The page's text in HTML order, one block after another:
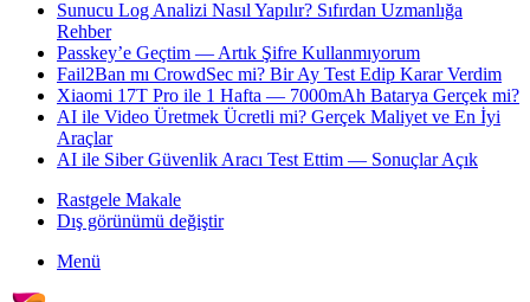
Sunucu Log Analizi Nasıl Yapılır? Sıfırdan Uzmanlığa
Rehber
Passkey’e Geçtim — Artık Şifre Kullanmıyorum
Fail2Ban mı CrowdSec mi? Bir Ay Test Edip Karar Verdim
Xiaomi 17T Pro ile 1 Hafta — 7000mAh Batarya Gerçek mi?
AI ile Video Üretmek Ücretli mi? Gerçek Maliyet ve En İyi
Araçlar
AI ile Siber Güvenlik Aracı Test Ettim — Sonuçlar Açık
Rastgele Makale
Dış görünümü değiştir
Menü